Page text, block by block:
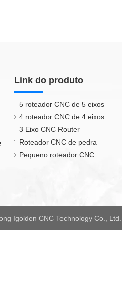
Link do produto
5 roteador CNC de 5 eixos
4 roteador CNC de 4 eixos
3 Eixo CNC Router
Roteador CNC de pedra
Pequeno roteador CNC.
Igolden CNC Technology Co., Ltd.